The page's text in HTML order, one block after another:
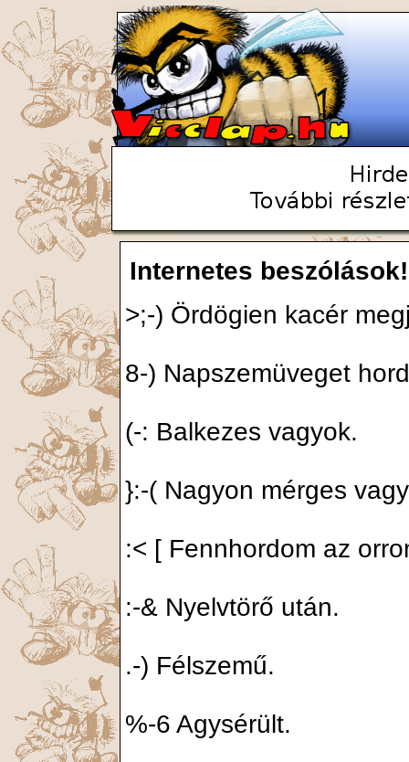
Internetes beszólások!
>;-) Ördögien kacér
8-) Napszemüveget
(-: Balkezes vagyok.
}:-( Nagyon mérges
:< [ Fennhordom az
:-& Nyelvtörő után.
.-) Félszemű.
%-6 Agysérült.